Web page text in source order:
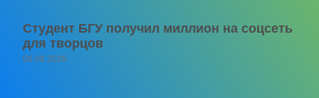
Студент БГУ получил миллион на соцсеть
для творцов
06.08.2026